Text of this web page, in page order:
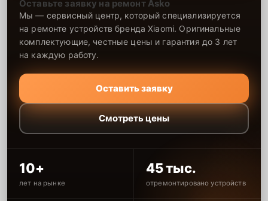
Оставьте заявку на ремонт Asko
Мы — сервисный центр, который специализируется
на ремонте устройств бренда Xiaomi. Оригинальные
комплектующие, честные цены и гарантия до 3 лет
на каждую работу.
Оставить заявку
Смотреть цены
10+
лет на рынке
45 тыс.
отремонтировано устройств